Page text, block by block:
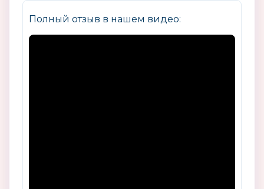
Полный отзыв в нашем видео: